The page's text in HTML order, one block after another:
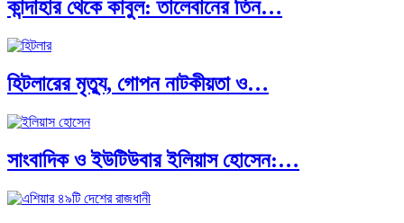
পৃথিবীতে বর্তমানে মোট দেশের সংখ্যা…
এশিয়ান সেঞ্চুরির দ্বৈরথ: চীন-ভারতের বৈশ্বিক…
পাকিস্তান, চীন ও বাংলাদেশ: তিন…
কান্দাহার থেকে কাবুল: তালেবানের তিন…
হিটলারের মৃত্যু, গোপন নাটকীয়তা ও…
সাংবাদিক ও ইউটিউবার ইলিয়াস হোসেন:…